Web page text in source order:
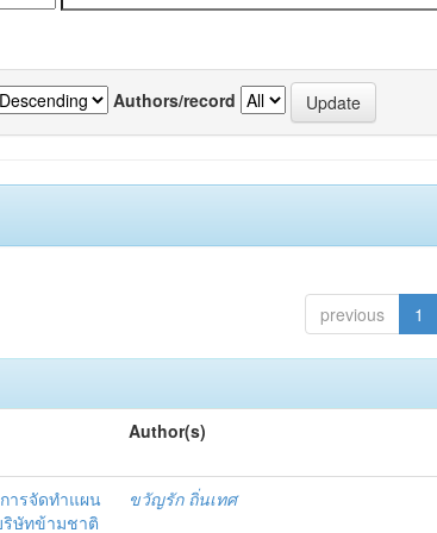
Authors/record
previous 1
Author(s)
ารจัดทำแผน
ษัทข้ามชาติ
ขวัญรัก ถิ่นเทศ